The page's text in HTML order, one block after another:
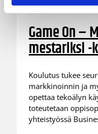
Koripalloliitto
Game On –
mestariksi -
Koulutus tukee
markkinoinnin ja
opettaa tekoälyn
toteutetaan
yhteistyössä